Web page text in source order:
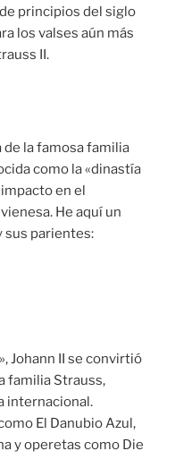
principios del siglo
los valses aún más
II.
de la famosa familia
como la «dinastía
en el
He aquí un
sus parientes:
Johann II se convirtió
familia Strauss,
internacional.
El Danubio Azul,
y operetas como Die